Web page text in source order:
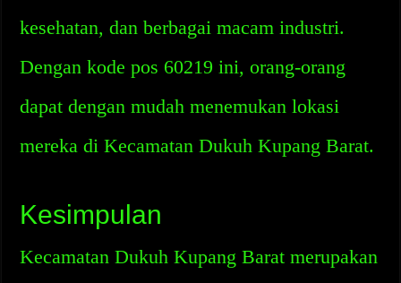
kesehatan, dan berbagai macam industri.
Dengan kode pos 60219 ini, orang-orang
dapat dengan mudah menemukan lokasi
mereka di Kecamatan Dukuh Kupang Barat.
Kesimpulan
Kecamatan Dukuh Kupang Barat merupakan